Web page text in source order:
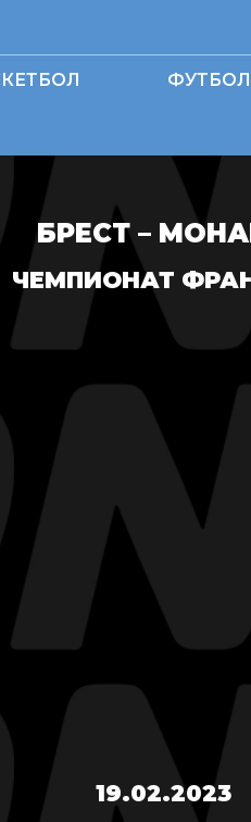
ФУТБОЛ
БРЕСТ –
ЧЕМПИОНАТ
19.02.2023